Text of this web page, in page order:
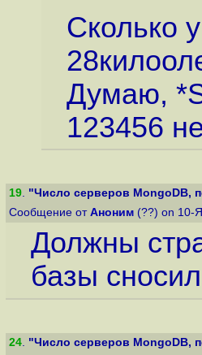
Сколько
Думаю,
123456
19. "Число серверов MongoDB,
Сообщение от Аноним (??) on 10-
Должны
базы
24. "Число серверов MongoDB,